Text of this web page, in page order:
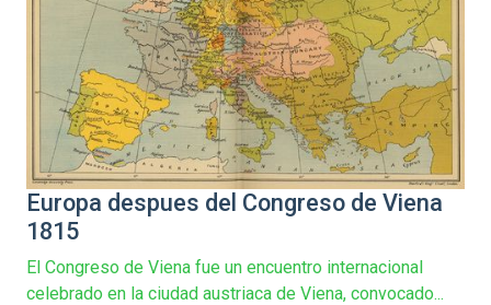
Europa despues del Congreso de Viena
1815
El Congreso de Viena fue un encuentro internacional
celebrado en la ciudad austriaca de Viena, convocado...